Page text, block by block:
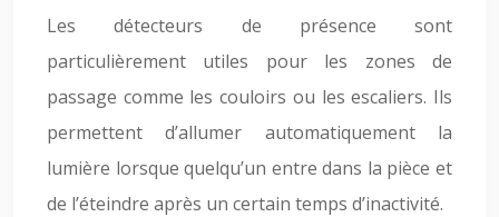
Les détecteurs de présence sont
particulièrement utiles pour les zones de
passage comme les couloirs ou les escaliers. Ils
permettent d’allumer automatiquement la
lumière lorsque quelqu’un entre dans la pièce et
de l’éteindre après un certain temps d’inactivité.